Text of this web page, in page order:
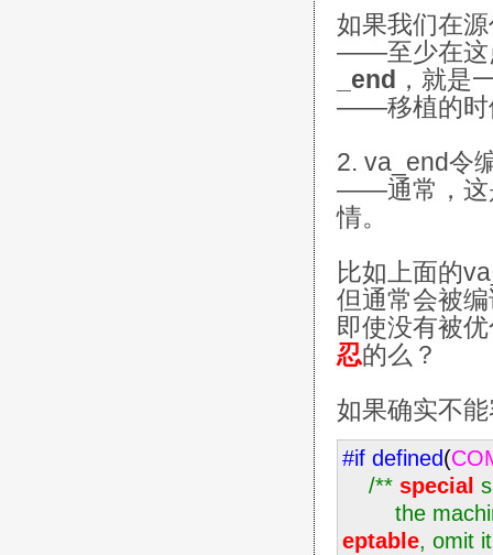
如果我们在
——至少在这
_end ，就是
——移植的时
2. va_end令
——通常，这
情。
比如上面的
但通常会被
即使没有被
忍的么？
如果确实不
#if defined(
/** special
the
eptable, omit it